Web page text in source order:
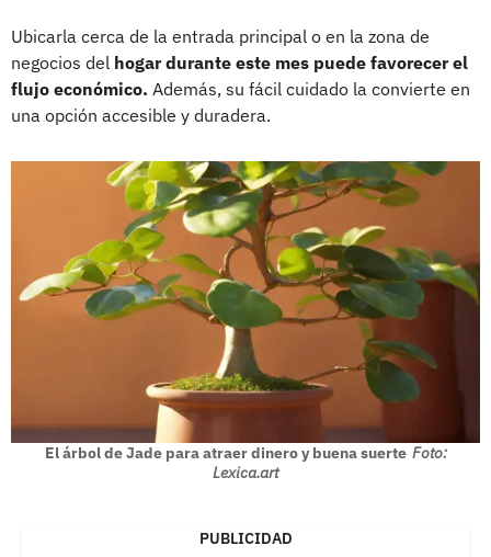
Ubicarla cerca de la entrada principal o en la zona de
negocios del hogar durante este mes puede favorecer el
flujo económico. Además, su fácil cuidado la convierte en
una opción accesible y duradera.
El árbol de Jade para atraer dinero y buena suerte Foto:
Lexica.art
PUBLICIDAD